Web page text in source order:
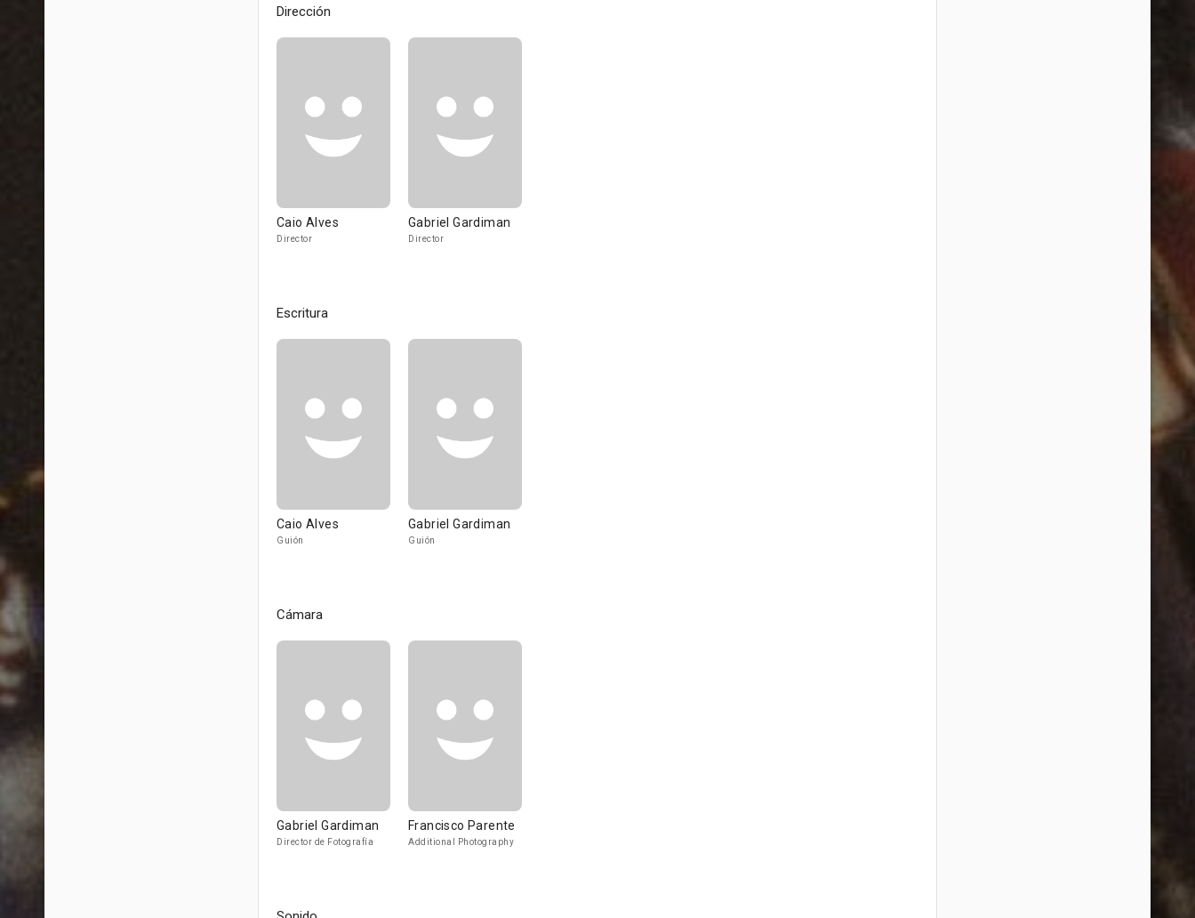
Dirección
Caio Alves
Director
Gabriel Gardiman
Director
Escritura
Caio Alves
Guión
Gabriel Gardiman
Guión
Cámara
Gabriel Gardiman
Director de Fotografía
Francisco Parente
Additional Photography